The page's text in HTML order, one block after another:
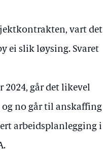
vart det
ei slik løysing. Svaret
2024, går det likevel
no går til anskaffing
arbeidsplanlegging i